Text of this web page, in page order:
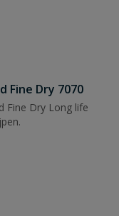
Fine Dry 7070
Fine Dry Long life